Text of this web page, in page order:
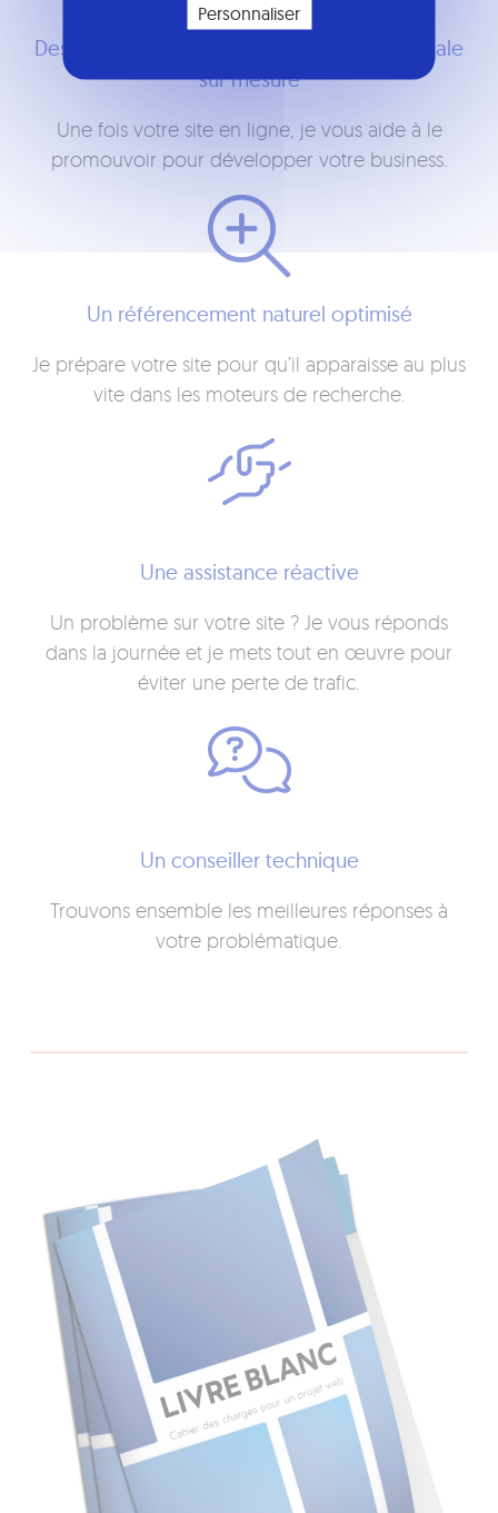
Des conseils en stratégie marketing et digitale
sur mesure
Une fois votre site en ligne, je vous aide à le
promouvoir pour développer votre business.
Un référencement naturel optimisé
Je prépare votre site pour qu’il apparaisse au plus
vite dans les moteurs de recherche.
Une assistance réactive
Un problème sur votre site ? Je vous réponds
dans la journée et je mets tout en œuvre pour
éviter une perte de trafic.
Un conseiller technique
Trouvons ensemble les meilleures réponses à
votre problématique.
Personnaliser